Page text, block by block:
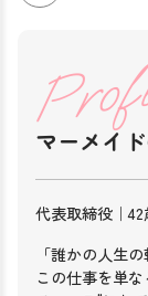
マーメイ
代表取締役｜
「誰かの人生
この仕事を単